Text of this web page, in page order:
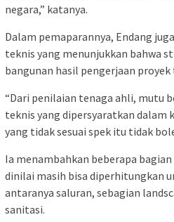
negara,” katanya.
Dalam pemaparannya, Endang
teknis yang menunjukkan bahwa
bangunan hasil pengerjaan proyek
“Dari penilaian tenaga ahli, mutu
teknis yang dipersyaratkan dalam
yang tidak sesuai spek itu tidak
Ia menambahkan beberapa
dinilai masih bisa diperhitungkan
antaranya saluran, sebagian
sanitasi.